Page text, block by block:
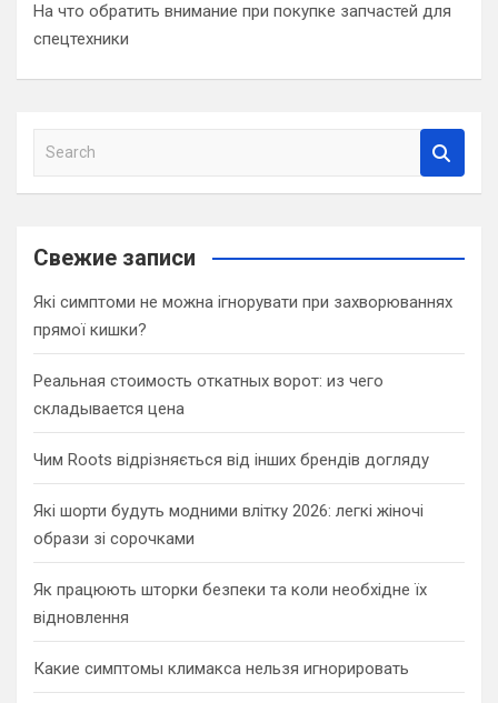
На что обратить внимание при покупке запчастей для
спецтехники
a
c
Свежие записи
Які симптоми не можна ігнорувати при захворюваннях
прямої кишки?
Реальная стоимость откатных ворот: из чего
складывается цена
Чим Roots відрізняється від інших брендів догляду
Які шорти будуть модними влітку 2026: легкі жіночі
образи зі сорочками
Як працюють шторки безпеки та коли необхідне їх
відновлення
Какие симптомы климакса нельзя игнорировать